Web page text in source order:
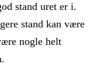
stand uret er i.
stand kan være
nogle helt